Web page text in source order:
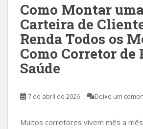
Como Montar uma
Carteira de
Renda Todos os
Como Corretor de
Saúde
7 de abril de 2026 Deixe um
Muitos corretores vivem mês a